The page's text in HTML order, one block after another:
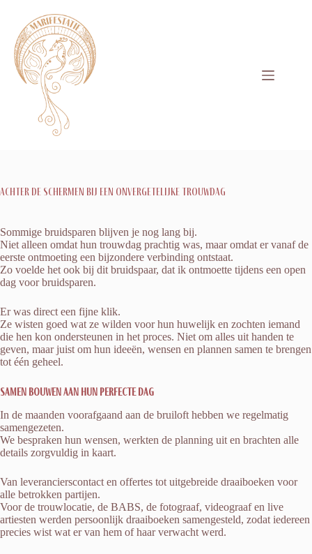
Achter de schermen bij een onvergetelijke trouwdag
Sommige bruidsparen blijven je nog lang bij.
Niet alleen omdat hun trouwdag prachtig was, maar omdat er vanaf de
eerste ontmoeting een bijzondere verbinding ontstaat.
Zo voelde het ook bij dit bruidspaar, dat ik ontmoette tijdens een open
dag voor bruidsparen.
Er was direct een fijne klik.
Ze wisten goed wat ze wilden voor hun huwelijk en zochten iemand
die hen kon ondersteunen in het proces. Niet om alles uit handen te
geven, maar juist om hun ideeën, wensen en plannen samen te brengen
tot één geheel.
Samen bouwen aan hun perfecte dag
In de maanden voorafgaand aan de bruiloft hebben we regelmatig
samengezeten.
We bespraken hun wensen, werkten de planning uit en brachten alle
details zorgvuldig in kaart.
Van leverancierscontact en offertes tot uitgebreide draaiboeken voor
alle betrokken partijen.
Voor de trouwlocatie, de BABS, de fotograaf, videograaf en live
artiesten werden persoonlijk draaiboeken samengesteld, zodat iedereen
precies wist wat er van hem of haar verwacht werd.